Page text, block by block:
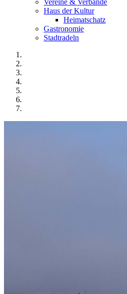
Vereine & Verbände
Haus der Kultur
Heimatschatz
Gastronomie
Stadtradeln